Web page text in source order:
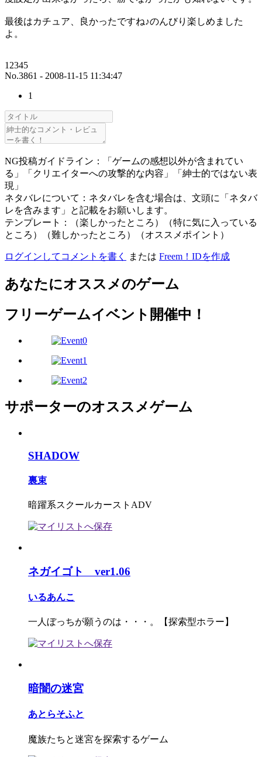
最後はカチュア、良かったですね♪のんびり楽しめました
よ。
12345
No.3861 - 2008-11-15 11:34:47
1
NG投稿ガイドライン：「ゲームの感想以外が含まれてい
る」「クリエイターへの攻撃的な内容」「紳士的ではない表
現」
ネタバレについて：ネタバレを含む場合は、文頭に「ネタバ
レを含みます」と記載をお願いします。
テンプレート：（楽しかったところ）（特に気に入っている
ところ）（難しかったところ）（オススメポイント）
ログインしてコメントを書く または Freem！IDを作成
あなたにオススメのゲーム
フリーゲームイベント開催中！
サポーターのオススメゲーム
SHADOW
裏束
暗躍系スクールカーストADV
ネガイゴト ver1.06
いるあんこ
一人ぼっちが願うのは・・・。【探索型ホラー】
暗闇の迷宮
あとらそふと
魔族たちと迷宮を探索するゲーム